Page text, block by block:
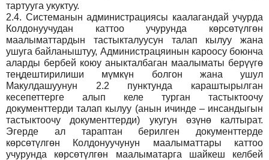
тартууга укуктуу.
2.4. Системанын администрациясы каалагандай учурда
Колдонуучудан каттоо учурунда көрсөтүлгөн
маалыматтардын тастыкталуусун талап кылуу жана
ушуга байланыштуу, Администрацяинын кароосу боюнча
аларды бербей коюу аныкталбаган маалыматы берүүгө
теңдештирилиши мүмкүн болгон жана ушул
Макулдашуунун 2.2 пунктунда караштырылган
кесепеттерге алып келе турган тастыктоочу
документтерди талап кылуу (анын ичинде – инсандыгын
тастыктоочу документтерди) укугун өзүнө калтырат.
Эгерде ал тараптан берилген документтерде
көрсөтүлгөн Колдонуучунун маалыматтары каттоо
учурунда көрсөтүлгөн маалыматарга шайкеш келбей